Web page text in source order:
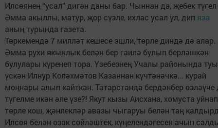
Илсөянең “усал” дигән даны бар. Чыннан да, җебек түгел
Әмма акыллы, матур, җор сүзле, ихлас усал ул, дип яза
аның турында газета.
Төркемендә 7 милләт кешесе эшли, төрле диндә дә алар.
Әмма рухи якынлык белән бер гаилә булып берләшкән
булулары күренеп тора. Үзебезнең Учалы районында
үскән Илнур Коләхмәтов Казаннан күчтәнәчкә... курай
моңнары алып кайткан. Татарстанда бердәнбер өзләүче
түгелме икән әле үзе?! Якут кызы Аисхана, хомуста
төрле кош, җәнлекләр авазы чыгаруы белән таң
Илсөя белән озак сөйләштек, күңелендәгесен ачып